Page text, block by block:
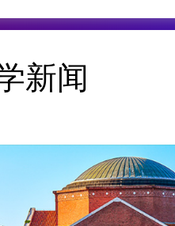
新闻